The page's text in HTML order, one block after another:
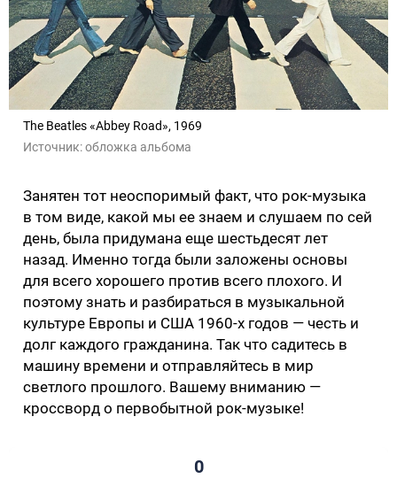
The Beatles «Abbey Road», 1969
Источник:обложка альбома
Занятен тот неоспоримый факт, что рок-музыка
в том виде, какой мы ее знаем и слушаем по сей
день, была придумана еще шестьдесят лет
назад. Именно тогда были заложены основы
для всего хорошего против всего плохого. И
поэтому знать и разбираться в музыкальной
культуре Европы и США 1960-х годов — честь и
долг каждого гражданина. Так что садитесь в
машину времени и отправляйтесь в мир
светлого прошлого. Вашему вниманию —
кроссворд о первобытной рок-музыке!
0